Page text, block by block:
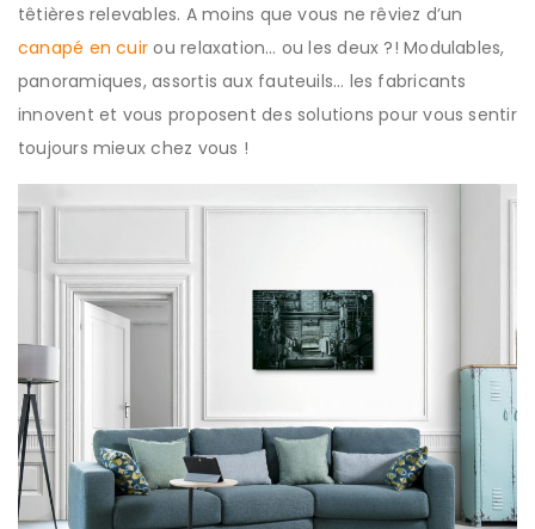
têtières relevables. A moins que vous ne rêviez d’un
canapé en cuir ou relaxation… ou les deux ?! Modulables,
panoramiques, assortis aux fauteuils… les fabricants
innovent et vous proposent des solutions pour vous sentir
toujours mieux chez vous !